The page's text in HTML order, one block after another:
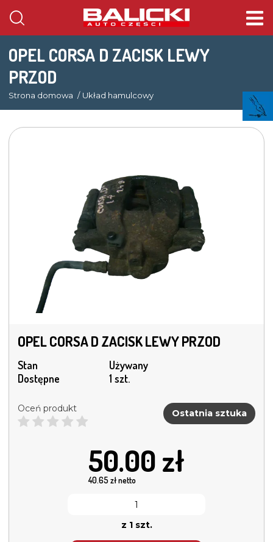
OPEL CORSA D ZACISK LEWY
PRZOD
Strona domowa Układ hamulcowy
OPEL CORSA D ZACISK LEWY PRZOD
Stan
Używany
Dostępne
1 szt.
Oceń produkt Ostatnia sztuka
50.00 zł
40.65zł netto
z 1 szt.